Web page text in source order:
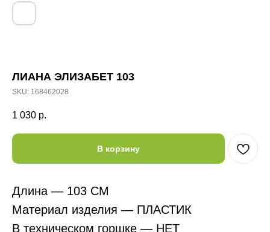
ЛИАНА ЭЛИЗАБЕТ 103
SKU: 168462028
1 030 р.
В корзину
Длина — 103 СМ
Материал изделия — ПЛАСТИК
В техническом горшке — НЕТ